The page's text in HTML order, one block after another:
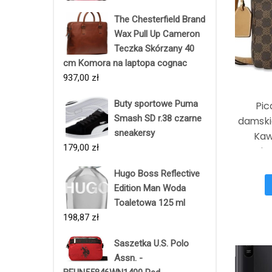
The Chesterfield Brand
Wax Pull Up Cameron
Teczka Skórzany 40
cm Komora na laptopa cognac
937,00 zł
Buty sportowe Puma
Smash SD r.38 czarne
sneakersy
179,00 zł
Hugo Boss Reflective
Edition Man Woda
Toaletowa 125 ml
198,87 zł
Saszetka U.S. Polo
Assn. -